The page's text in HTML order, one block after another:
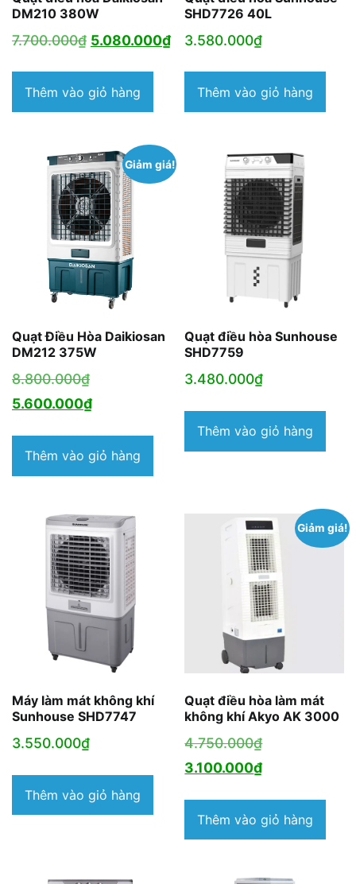
DM210 380W
7.700.000₫ Giá
là:
7.700.000₫.
5.080.000₫Giá
là:
Thêm vào giỏ hàng
SHD7726 40L
3.580.000₫
Thêm vào giỏ hàng
Giảm giá!
Quạt Điều Hòa Daikiosan
DM212 375W
8.800.000₫Giá
gốc
8.800.000₫.
5.600.000₫Giá
tại
là:
Thêm vào giỏ hàng
Quạt điều hòa Sunhouse
SHD7759
3.480.000₫
Thêm vào giỏ hàng
Máy làm mát không khí
Sunhouse SHD7747
3.550.000₫
Thêm vào giỏ hàng
Giảm giá!
Quạt điều hòa làm mát
không khí Akyo AK 3000
4.750.000₫Giá
gốc
4.750.000₫.
3.100.000₫Giá
tại
là:
Thêm vào giỏ hàng